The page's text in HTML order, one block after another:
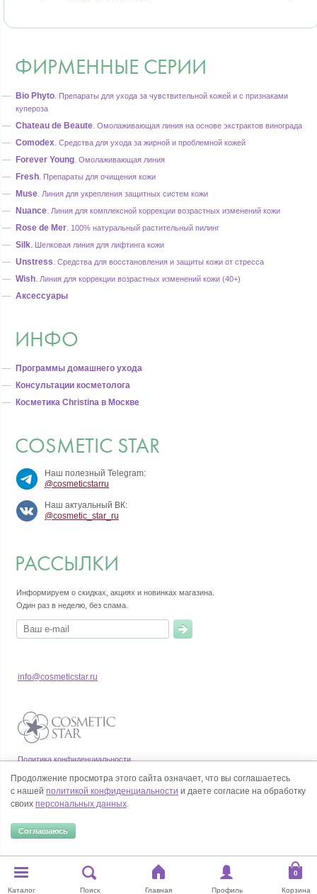
ФИРМЕННЫЕ СЕРИИ
Bio Phyto Препараты для ухода за чувствительной кожей и с признаками
купероза
Chateau de Beaute Омолаживающая линия на основе экстрактов винограда
Comodex Средства для ухода за жирной и проблемной кожей
Forever Young Омолаживающая линия
Fresh Препараты для очищения кожи
Muse Линия для укрепления защитных систем кожи
Nuance Линия для комплексной коррекции возрастных изменений кожи
Rose de Mer 100% натуральный растительный пилинг
Silk Шелковая линия для лифтинга кожи
Unstress Средства для восстановления и защиты кожи от стресса
Wish Линия для коррекции возрастных изменений кожи (40+)
Аксессуары
ИНФО
Программы домашнего ухода
Консультации косметолога
Косметика Christina в Москве
COSMETIC STAR
Наш полезный Telegram:
@cosmeticstarru
Наш актуальный ВК:
@cosmetic_star_ru
РАССЫЛКИ
Информируем о скидках, акциях и новинках магазина.
Один раз в неделю, без спама.
Политика конфиденциальности
Согласие на обработку персональных данных
info@cosmeticstar.ru
© Все права на товарные знаки принадлежат их законным владельцам.
Каталог Поиск Главная Профиль Корзина
Продолжение просмотра этого сайта означает, что вы соглашаетесь
с нашей политикой конфиденциальности и даете согласие на обработку
своих персональных данных.
Соглашаюсь